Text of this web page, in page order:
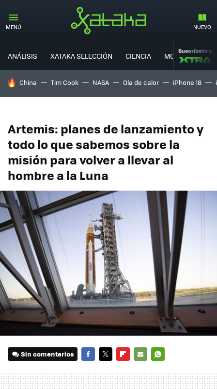
MENÚ NUEVO
ANÁLISIS XATAKA SELECCIÓN CIENCIA MOVILIDAD
Suscríbete a
HOY SE HABLA DE
China Tim Cook NASA Ola de calor iPhone 18
Artemis: planes de lanzamiento y
todo lo que sabemos sobre la
misión para volver a llevar al
hombre a la Luna
Sin comentarios
MAIL